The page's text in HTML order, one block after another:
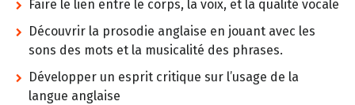
Faire le lien entre le corps, la voix, et la qualité vocale
Découvrir la prosodie anglaise en jouant avec les
sons des mots et la musicalité des phrases.
Développer un esprit critique sur l’usage de la
langue anglaise